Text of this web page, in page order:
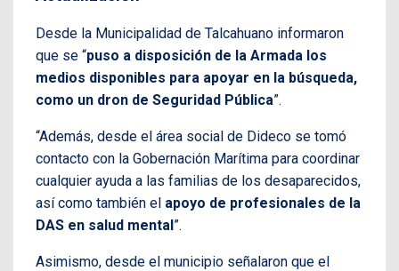
Desde la Municipalidad de Talcahuano informaron
que se “puso a disposición de la Armada los
medios disponibles para apoyar en la búsqueda,
como un dron de Seguridad Pública”.
“Además, desde el área social de Dideco se tomó
contacto con la Gobernación Marítima para coordinar
cualquier ayuda a las familias de los desaparecidos,
así como también el apoyo de profesionales de la
DAS en salud mental”.
Asimismo, desde el municipio señalaron que el